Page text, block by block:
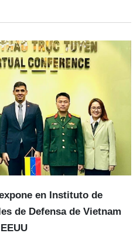
en Instituto de
de Defensa de Vietnam